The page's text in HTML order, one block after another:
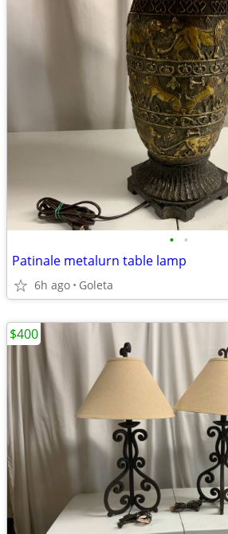
• •
Patinale metalurn table lamp
6h ago Goleta
$400